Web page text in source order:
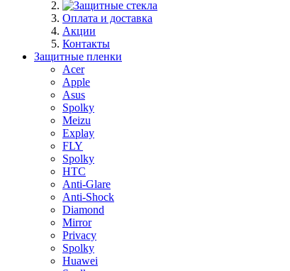
Оплата и доставка
Акции
Контакты
Защитные пленки
Acer
Apple
Asus
Spolky
Meizu
Explay
FLY
Spolky
HTC
Anti-Glare
Anti-Shock
Diamond
Mirror
Privacy
Spolky
Huawei